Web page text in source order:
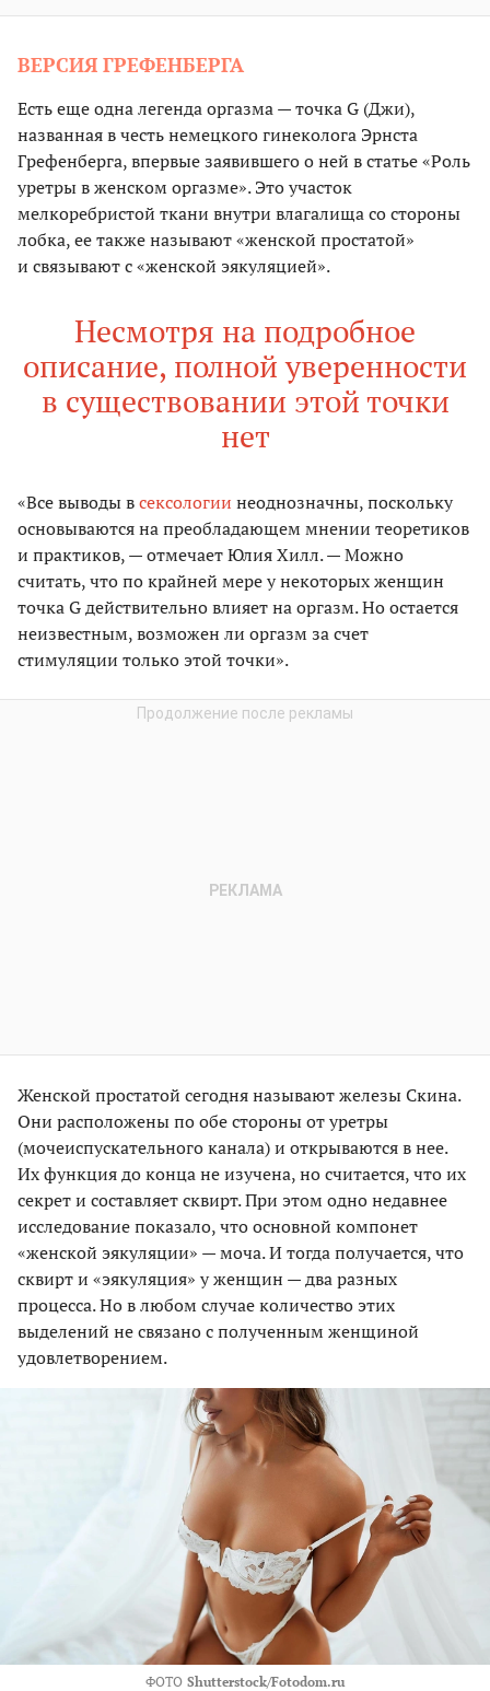
ВЕРСИЯ ГРЕФЕНБЕРГА
Есть еще одна легенда оргазма — точка G (Джи),
названная в честь немецкого гинеколога Эрнста
Грефенберга, впервые заявившего о ней в статье «Роль
уретры в женском оргазме». Это участок
мелкоребристой ткани внутри влагалища со стороны
лобка, ее также называют «женской простатой»
и связывают с «женской эякуляцией».
Несмотря на подробное
описание, полной уверенности
в существовании этой точки
нет
«Все выводы всексологии неоднозначны, поскольку
основываются на преобладающем мнении теоретиков
и практиков, — отмечает Юлия Хилл. — Можно
считать, что по крайней мере у некоторых женщин
точка G действительно влияет на оргазм. Но остается
неизвестным, возможен ли оргазм за счет
стимуляции только этой точки».
Женской простатой сегодня называют железы Скина.
Они расположены по обе стороны от уретры
(мочеиспускательного канала) и открываются в нее.
Их функция до конца не изучена, но считается, что их
секрет и составляет сквирт. При этом одно недавнее
исследование показало, что основной компонет
«женской эякуляции» — моча. И тогда получается, что
сквирт и «эякуляция» у женщин — два разных
процесса. Но в любом случае количество этих
выделений не связано с полученным женщиной
удовлетворением.
ФОТО Shutterstock/Fotodom.ru